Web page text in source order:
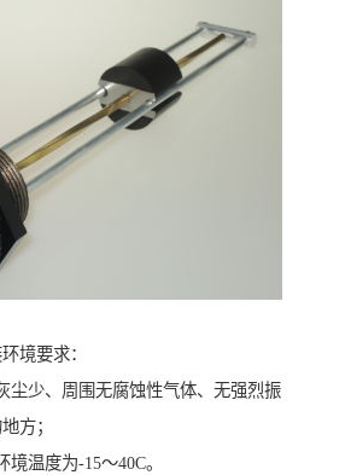
境要求：
尘少、周围无腐蚀性气体、无强烈振
方；
温度为-15～40C。